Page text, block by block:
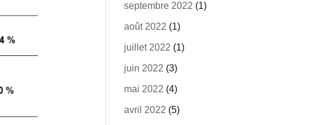
septembre 2022 (1)
août 2022 (1)
juillet 2022 (1)
juin 2022 (3)
mai 2022 (4)
avril 2022 (5)